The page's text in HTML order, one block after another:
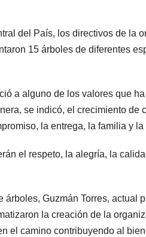
del País, los directivos de la
15 árboles de diferentes
a alguno de los valores que
se indicó, el crecimiento de
la entrega, la familia y la
el respeto, la alegría, la
árboles, Guzmán Torres,
la creación de la
el camino contribuyendo al